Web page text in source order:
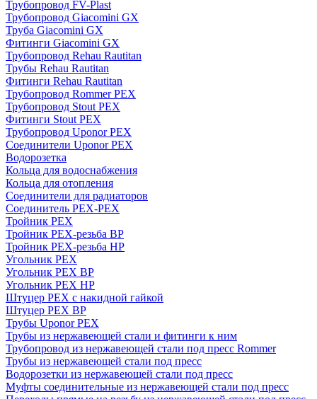
Трубопровод FV-Plast
Трубопровод Giacomini GX
Труба Giacomini GX
Фитинги Giacomini GX
Трубопровод Rehau Rautitan
Трубы Rehau Rautitan
Фитинги Rehau Rautitan
Трубопровод Rommer PEX
Трубопровод Stout PEX
Фитинги Stout PEX
Трубопровод Uponor PEX
Соединители Uponor PEX
Водорозетка
Кольца для водоснабжения
Кольца для отопления
Соединители для радиаторов
Соединитель PEX-PEX
Тройник PEX
Тройник PEX-резьба ВР
Тройник PEX-резьба НР
Угольник PEX
Угольник PEX ВР
Угольник PEX НР
Штуцер PEX c накидной гайкой
Штуцер PEX ВР
Трубы Uponor PEX
Трубы из нержавеющей стали и фитинги к ним
Трубопровод из нержавеющей стали под пресс Rommer
Трубы из нержавеющей стали под пресс
Водорозетки из нержавеющей стали под пресс
Муфты соединительные из нержавеющей стали под пресс